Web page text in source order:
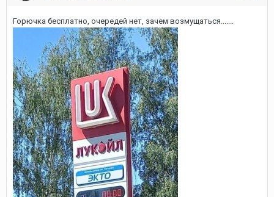
Горючка бесплатно, очередей нет, зачем возмущаться.......